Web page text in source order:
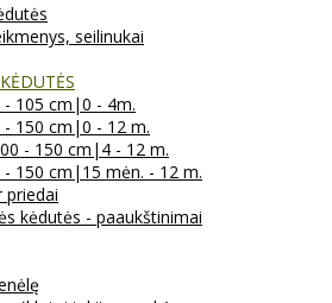
seilinukai
105 cm|0 - 4m.
150 cm|0 - 12 m.
- 150 cm|4 - 12 m.
150 cm|15 mėn. - 12 m.
priedai
kėdutės - paaukštinimai